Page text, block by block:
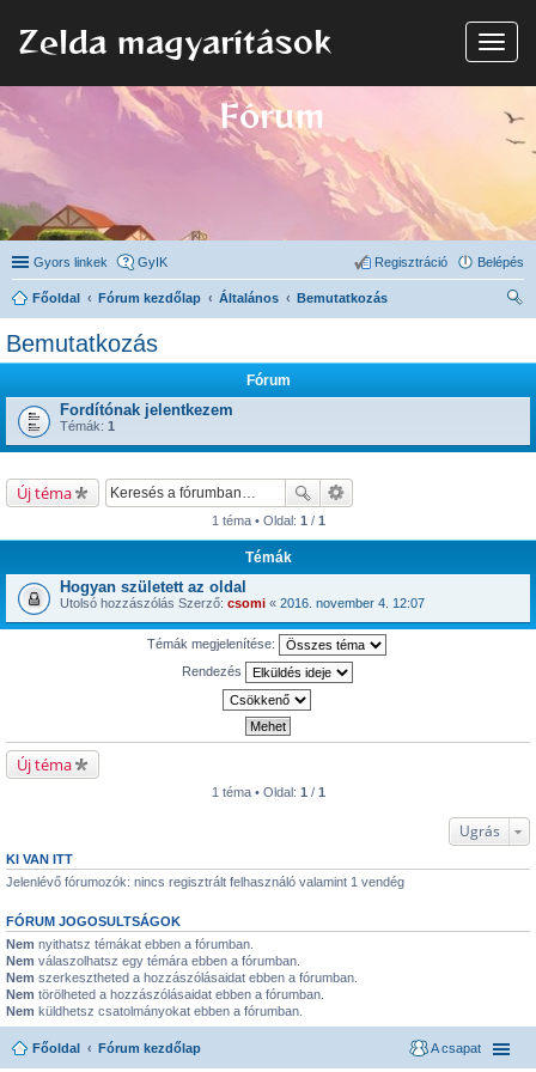
N
a
Zelda magyarítások
Fórum
Gyors linkek GyIK Belépés
Regisztráció
Főoldal Fórum kezdőlap Általános
Bemutatkozás
Bemutatkozás
Fórum
Fordítónak jelentkezem
Témák: 1
Új téma
1 téma • Oldal: 1 / 1
Témák
Hogyan született az oldal
Utolsó hozzászólás Szerző: csomi « 2016. november 4. 12:07
Témák megjelenítése:
Rendezés
Új téma
1 téma • Oldal: 1 / 1
Ugrás
KI VAN ITT
Jelenlévő fórumozók: nincs regisztrált felhasználó valamint 1 vendég
FÓRUM JOGOSULTSÁGOK
Nem nyithatsz témákat ebben a fórumban.
Nem válaszolhatsz egy témára ebben a fórumban.
Nem szerkesztheted a hozzászólásaidat ebben a fórumban.
Nem törölheted a hozzászólásaidat ebben a fórumban.
Nem küldhetsz csatolmányokat ebben a fórumban.
Főoldal Fórum kezdőlap A csapat